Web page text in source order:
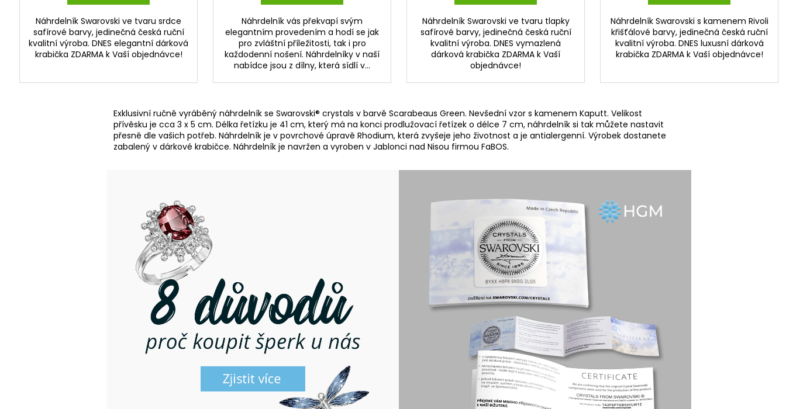
Náhrdelník Swarovski ve tvaru srdce
safírové barvy, jedinečná česká ruční
kvalitní výroba. DNES elegantní dárková
krabička ZDARMA k Vaší objednávce!
Náhrdelník vás překvapí svým
elegantním provedením a hodí se jak
pro zvláštní příležitosti, tak i pro
každodenní nošení. Náhrdelníky v naší
nabídce jsou z dílny, která sídlí v...
Náhrdelník Swarovski ve tvaru tlapky
safírové barvy, jedinečná česká ruční
kvalitní výroba. DNES vymazlená
dárková krabička ZDARMA k Vaší
objednávce!
Náhrdelník Swarovski s kamenem Rivoli
křišťálové barvy, jedinečná česká ruční
kvalitní výroba. DNES luxusní dárková
krabička ZDARMA k Vaší objednávce!
Exklusivní ručně vyráběný náhrdelník se Swarovski® crystals v barvě Scarabeaus Green. Nevšední vzor s kamenem Kaputt. Velikost
přívěsku je cca 3 x 5 cm. Délka řetízku je 41 cm, který má na konci prodlužovací řetízek o délce 7 cm, náhrdelník si tak můžete nastavit
přesně dle vašich potřeb. Náhrdelník je v povrchové úpravě Rhodium, která zvyšeje jeho životnost a je antialergenní. Výrobek dostanete
zabalený v dárkové krabičce. Náhrdelník je navržen a vyroben v Jablonci nad Nisou firmou FaBOS.